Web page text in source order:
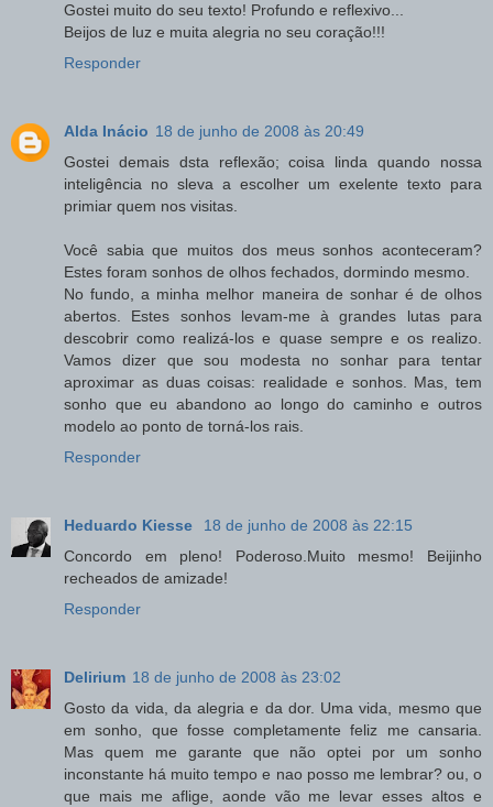
Gostei muito do seu texto! Profundo e reflexivo...
Beijos de luz e muita alegria no seu coração!!!
Responder
Alda Inácio 18 de junho de 2008 às 20:49
Gostei demais dsta reflexão; coisa linda quando nossa
inteligência no sleva a escolher um exelente texto para
primiar quem nos visitas.
Você sabia que muitos dos meus sonhos aconteceram?
Estes foram sonhos de olhos fechados, dormindo mesmo.
No fundo, a minha melhor maneira de sonhar é de olhos
abertos. Estes sonhos levam-me à grandes lutas para
descobrir como realizá-los e quase sempre e os realizo.
Vamos dizer que sou modesta no sonhar para tentar
aproximar as duas coisas: realidade e sonhos. Mas, tem
sonho que eu abandono ao longo do caminho e outros
modelo ao ponto de torná-los rais.
Responder
Heduardo Kiesse
18 de junho de 2008 às 22:15
Concordo em pleno! Poderoso.Muito mesmo! Beijinho
recheados de amizade!
Responder
Delirium 18 de junho de 2008 às 23:02
Gosto da vida, da alegria e da dor. Uma vida, mesmo que
em sonho, que fosse completamente feliz me cansaria.
Mas quem me garante que não optei por um sonho
inconstante há muito tempo e nao posso me lembrar? ou, o
que mais me aflige, aonde vão me levar esses altos e